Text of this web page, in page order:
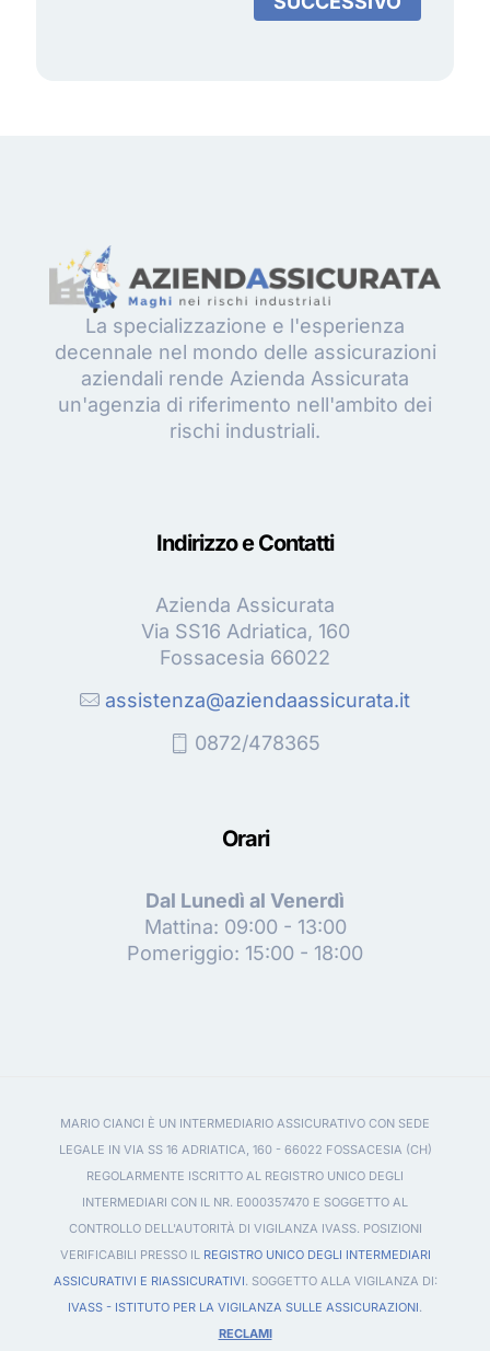
La specializzazione e l'esperienza
decennale nel mondo delle assicurazioni
aziendali rende Azienda Assicurata
un'agenzia di riferimento nell'ambito dei
rischi industriali.
Indirizzo e Contatti
Azienda Assicurata
Via SS16 Adriatica, 160
Fossacesia 66022
assistenza@aziendaassicurata.it
0872/478365
Orari
Dal Lunedì al Venerdì
Mattina: 09:00 - 13:00
Pomeriggio: 15:00 - 18:00
MARIO CIANCI È UN INTERMEDIARIO ASSICURATIVO CON SEDE
LEGALE IN VIA SS 16 ADRIATICA, 160 - 66022 FOSSACESIA (CH)
REGOLARMENTE ISCRITTO AL REGISTRO UNICO DEGLI
INTERMEDIARI CON IL NR. E000357470 E SOGGETTO AL
CONTROLLO DELL'AUTORITÀ DI VIGILANZA IVASS. POSIZIONI
VERIFICABILI PRESSO IL REGISTRO UNICO DEGLI INTERMEDIARI
ASSICURATIVI E RIASSICURATIVI. SOGGETTO ALLA VIGILANZA DI:
IVASS - ISTITUTO PER LA VIGILANZA SULLE ASSICURAZIONI.
RECLAMI